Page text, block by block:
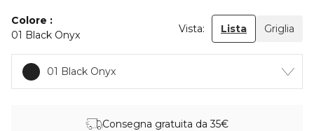
Colore
01 Black Onyx
Vista: Lista Griglia
01 Black Onyx
Consegna gratuita da 35€